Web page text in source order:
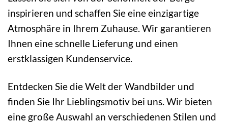
inspirieren und schaffen Sie eine einzigartige
Atmosphäre in Ihrem Zuhause. Wir garantieren
Ihnen eine schnelle Lieferung und einen
erstklassigen Kundenservice.
Entdecken Sie die Welt der Wandbilder und
finden Sie Ihr Lieblingsmotiv bei uns. Wir bieten
eine große Auswahl an verschiedenen Stilen und